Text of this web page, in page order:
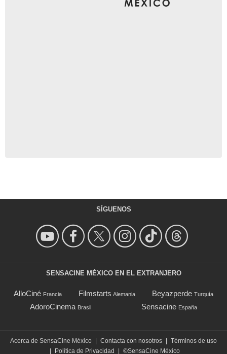
SÍGUENOS
SENSACINE MÉXICO EN EL EXTRANJERO
AlloCiné Francia Filmstarts Alemania Beyazperde Turquía
AdoroCinema Brasil Sensacine España
Acerca de SensaCine México Contacta con nosotros
Términos de uso
Política de Privacidad ©SensaCine México